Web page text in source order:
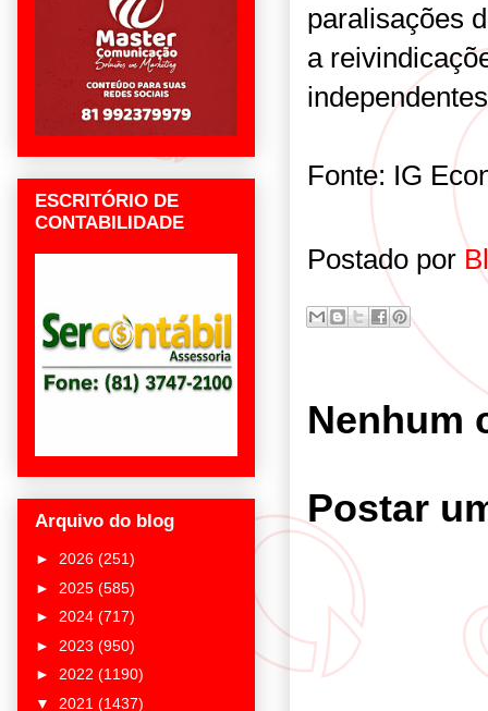
paralisações
a
Fonte: IG
Postado por
Nenhum
Postar
ESCRITÓRIO DE
CONTABILIDADE
Arquivo do blog
► 2026 (251)
► 2025 (585)
► 2024 (717)
► 2023 (950)
► 2022 (1190)
▼ 2021 (1437)